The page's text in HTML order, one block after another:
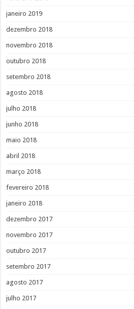
janeiro 2019
dezembro 2018
novembro 2018
outubro 2018
setembro 2018
agosto 2018
julho 2018
junho 2018
maio 2018
abril 2018
março 2018
fevereiro 2018
janeiro 2018
dezembro 2017
novembro 2017
outubro 2017
setembro 2017
agosto 2017
julho 2017